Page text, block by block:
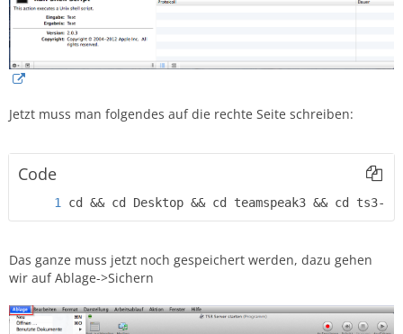
Jetzt muss man folgendes auf die rechte Seite schreiben:
Code
cd && cd Desktop && cd teamspeak3 && cd ts3-
Das ganze muss jetzt noch gespeichert werden, dazu gehen
wir auf Ablage->Sichern